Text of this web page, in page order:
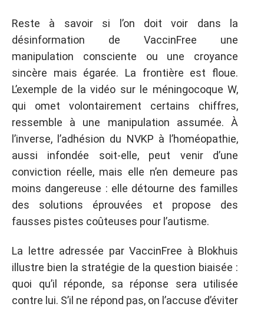
Reste à savoir si l’on doit voir dans la
désinformation de VaccinFree une
manipulation consciente ou une croyance
sincère mais égarée. La frontière est floue.
L’exemple de la vidéo sur le méningocoque W,
qui omet volontairement certains chiffres,
ressemble à une manipulation assumée. À
l’inverse, l’adhésion du NVKP à l’homéopathie,
aussi infondée soit-elle, peut venir d’une
conviction réelle, mais elle n’en demeure pas
moins dangereuse : elle détourne des familles
des solutions éprouvées et propose des
fausses pistes coûteuses pour l’autisme.
La lettre adressée par VaccinFree à Blokhuis
illustre bien la stratégie de la question biaisée :
quoi qu’il réponde, sa réponse sera utilisée
contre lui. S’il ne répond pas, on l’accuse d’éviter